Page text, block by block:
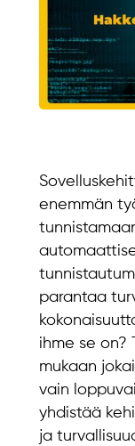
enemmän
parantaa
ihme se on?
mukaan
vain
yhdistää
ja